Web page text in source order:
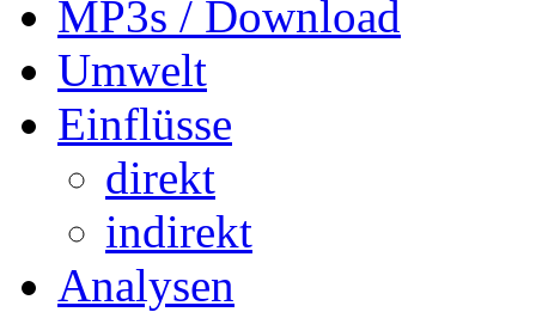
MP3s / Download
Umwelt
Einflüsse
direkt
indirekt
Analysen